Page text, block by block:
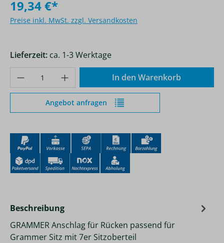
19,34 €*
Preise inkl. MwSt. zzgl. Versandkosten
Lieferzeit: ca. 1-3 Werktage
Produkt Anzahl: Gib den gewünschten
In den Warenkorb
Angebot anfragen
Beschreibung
GRAMMER Anschlag für Rücken passend für
Grammer Sitz mit 7er Sitzoberteil